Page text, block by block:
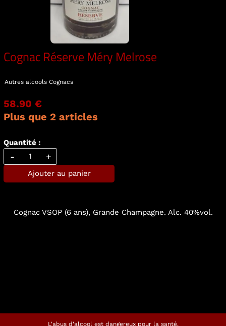
Cognac Réserve Méry Melrose
Autres alcools Cognacs
58.90 €
Plus que 2 articles
Quantité :
- +
Ajouter au panier
Cognac VSOP (6 ans), Grande Champagne. Alc. 40%vol.
L'abus d'alcool est dangereux pour la santé.